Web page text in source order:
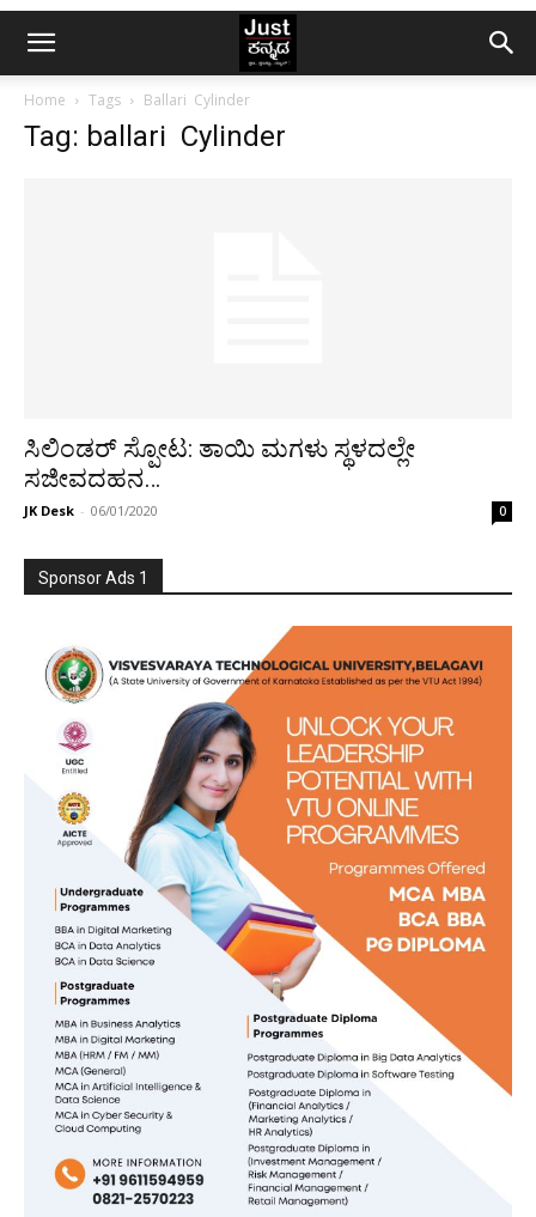
Home Tags Ballari Cylinder
Tag: ballari Cylinder
ಸಿಲಿಂಡರ್ ಸ್ಪೋಟ: ತಾಯಿ ಮಗಳು ಸ್ಥಳದಲ್ಲೇ
ಸಜೀವದಹನ…
JK Desk - 06/01/2020 0
Sponsor Ads 1